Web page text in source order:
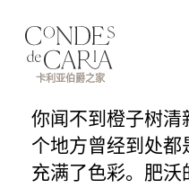
卡利亚伯爵之家
你闻不到橙子树清
个地方曾经到处
充满了色彩。肥